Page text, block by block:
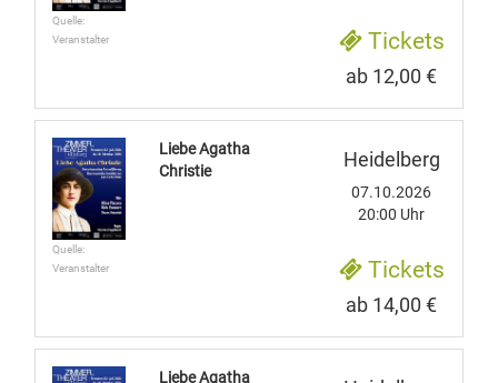
Quelle:
Veranstalter
Tickets
ab 12,00 €
Quelle:
Veranstalter
Liebe Agatha
Christie
Heidelberg
07.10.2026
20:00 Uhr
Tickets
ab 14,00 €
Liebe Agatha